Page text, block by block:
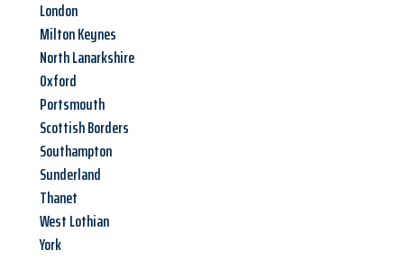
London
Milton Keynes
North Lanarkshire
Oxford
Portsmouth
Scottish Borders
Southampton
Sunderland
Thanet
West Lothian
York